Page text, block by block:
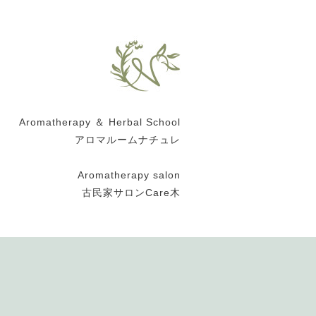
Aromatherapy ＆ Herbal School
アロマルームナチュレ
Aromatherapy salon
古民家サロンCare木